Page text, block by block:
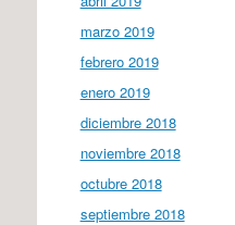
marzo 2019
febrero 2019
enero 2019
diciembre 2018
noviembre 2018
octubre 2018
septiembre 2018